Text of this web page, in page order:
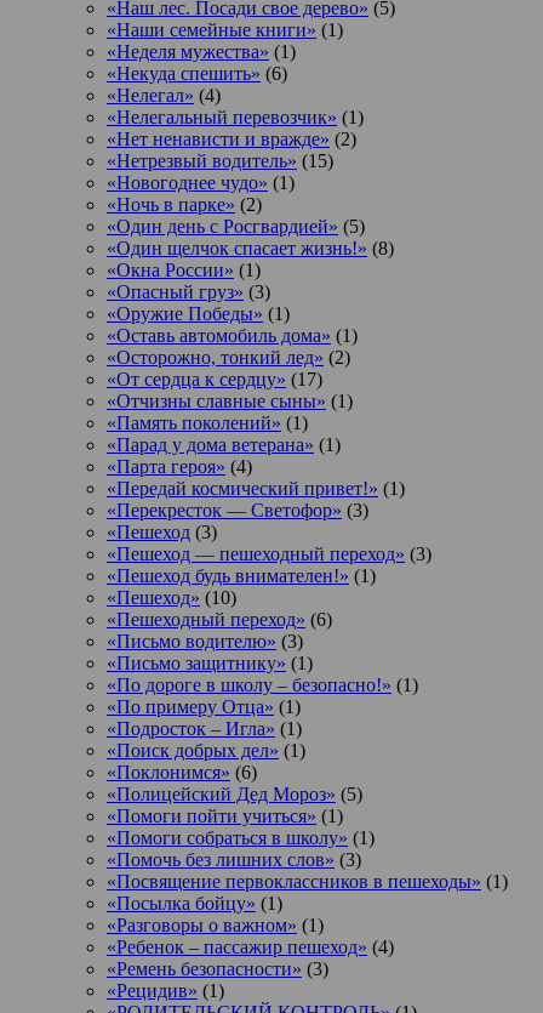
«Наш лес. Посади свое дерево» (5)
«Наши семейные книги» (1)
«Неделя мужества» (1)
«Некуда спешить» (6)
«Нелегал» (4)
«Нелегальный перевозчик» (1)
«Нет ненависти и вражде» (2)
«Нетрезвый водитель» (15)
«Новогоднее чудо» (1)
«Ночь в парке» (2)
«Один день с Росгвардией» (5)
«Один щелчок спасает жизнь!» (8)
«Окна России» (1)
«Опасный груз» (3)
«Оружие Победы» (1)
«Оставь автомобиль дома» (1)
«Осторожно, тонкий лед» (2)
«От сердца к сердцу» (17)
«Отчизны славные сыны» (1)
«Память поколений» (1)
«Парад у дома ветерана» (1)
«Парта героя» (4)
«Передай космический привет!» (1)
«Перекресток — Светофор» (3)
«Пешеход (3)
«Пешеход — пешеходный переход» (3)
«Пешеход будь внимателен!» (1)
«Пешеход» (10)
«Пешеходный переход» (6)
«Письмо водителю» (3)
«Письмо защитнику» (1)
«По дороге в школу – безопасно!» (1)
«По примеру Отца» (1)
«Подросток ‒ Игла» (1)
«Поиск добрых дел» (1)
«Поклонимся» (6)
«Полицейский Дед Мороз» (5)
«Помоги пойти учиться» (1)
«Помоги собраться в школу» (1)
«Помочь без лишних слов» (3)
«Посвящение первоклассников в пешеходы» (1)
«Посылка бойцу» (1)
«Разговоры о важном» (1)
«Ребенок – пассажир пешеход» (4)
«Ремень безопасности» (3)
«Рецидив» (1)